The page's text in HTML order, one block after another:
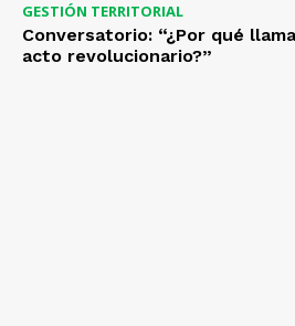
GESTIÓN TERRITORIAL
Conversatorio: “¿Por qué
acto revolucionario?”